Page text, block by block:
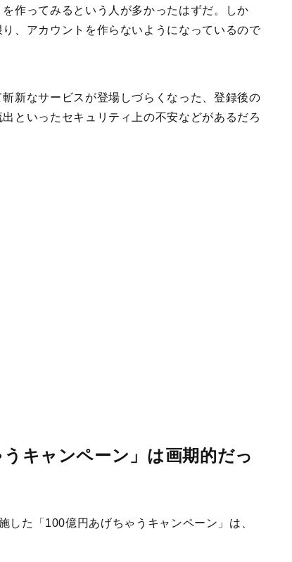
作ってみるという人が多かったはずだ。しか
、アカウントを作らないようになっているので
新なサービスが登場しづらくなった、登録後の
といったセキュリティ上の不安などがあるだろ
キャンペーン」は画期的だっ
た「100億円あげちゃうキャンペーン」は、